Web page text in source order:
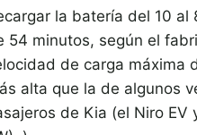
la batería del 10
54 minutos, según el
de carga máxima
alta que la de algunos
de Kia (el Niro EV